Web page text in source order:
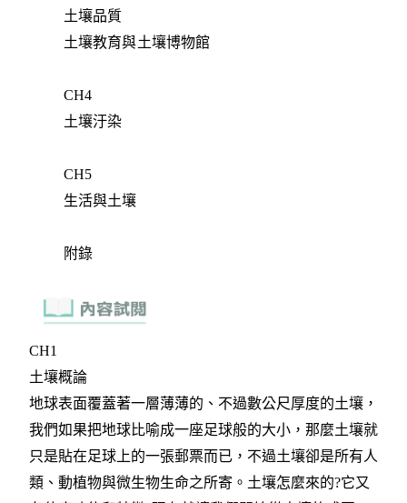
土壤品質
土壤教育與土壤博物館
CH4
土壤汙染
CH5
生活與土壤
附錄